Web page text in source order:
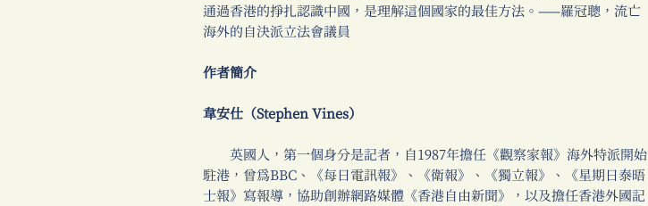
通過香港的掙扎認識中國，是理解這個國家的最佳方法。——羅冠聰，流亡
海外的自決派立法會議員
作者簡介
韋安仕（Stephen Vines）
英國人，第一個身分是記者，自1987年擔任《觀察家報》海外特派開始
駐港，曾為BBC、《每日電訊報》、《衛報》、《獨立報》、《星期日泰晤
士報》寫報導，協助創辦網路媒體《香港自由新聞》，以及擔任香港外國記